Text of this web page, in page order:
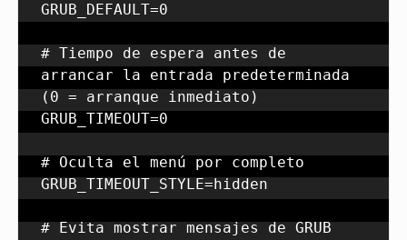
GRUB_DEFAULT=0
# Tiempo de espera antes de
arrancar la entrada predeterminada
(0 = arranque inmediato)
GRUB_TIMEOUT=0
# Oculta el menú por completo
GRUB_TIMEOUT_STYLE=hidden
# Evita mostrar mensajes de GRUB